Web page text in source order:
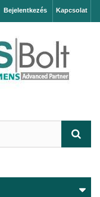
Kapcsolat
Bejelentkezés